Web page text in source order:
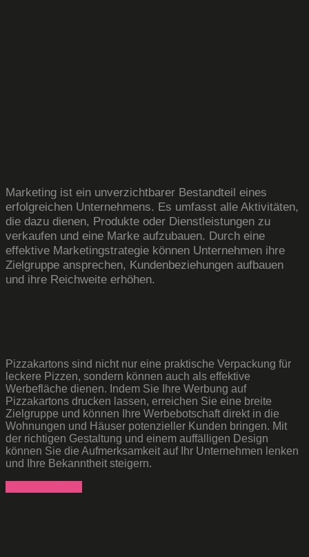
Marketing ist ein unverzichtbarer Bestandteil eines
erfolgreichen Unternehmens. Es umfasst alle Aktivitäten,
die dazu dienen, Produkte oder Dienstleistungen zu
verkaufen und eine Marke aufzubauen. Durch eine
effektive Marketingstrategie können Unternehmen ihre
Zielgruppe ansprechen, Kundenbeziehungen aufbauen
und ihre Reichweite erhöhen.
Pizzakartons sind nicht nur eine praktische Verpackung für
leckere Pizzen, sondern können auch als effektive
Werbefläche dienen. Indem Sie Ihre Werbung auf
Pizzakartons drucken lassen, erreichen Sie eine breite
Zielgruppe und können Ihre Werbebotschaft direkt in die
Wohnungen und Häuser potenzieller Kunden bringen. Mit
der richtigen Gestaltung und einem auffälligen Design
können Sie die Aufmerksamkeit auf Ihr Unternehmen lenken
und Ihre Bekanntheit steigern.